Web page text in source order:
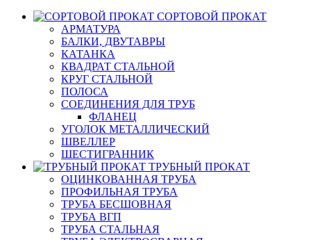
СОРТОВОЙ ПРОКАТ
АРМАТУРА
БАЛКИ, ДВУТАВРЫ
КАТАНКА
КВАДРАТ СТАЛЬНОЙ
КРУГ СТАЛЬНОЙ
ПОЛОСА
СОЕДИНЕНИЯ ДЛЯ ТРУБ
ФЛАНЕЦ
УГОЛОК МЕТАЛЛИЧЕСКИЙ
ШВЕЛЛЕР
ШЕСТИГРАННИК
ТРУБНЫЙ ПРОКАТ
ОЦИНКОВАННАЯ ТРУБА
ПРОФИЛЬНАЯ ТРУБА
ТРУБА БЕСШОВНАЯ
ТРУБА ВГП
ТРУБА СТАЛЬНАЯ